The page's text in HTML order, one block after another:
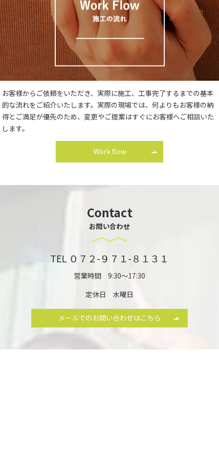
お客様からご依頼をいただき、実際に施工、工事完了するまでの基本
的な流れをご紹介いたします。実際の現場では、何よりもお客様の納
得とご満足が優先のため、変更やご提案はすぐにお客様へご相談いた
します。
Work flow
Contact
お問い合わせ
TEL ０７２-９７１-８１３１
営業時間 9:30～17:30
定休日 水曜日
メールでのお問い合わせはこちら